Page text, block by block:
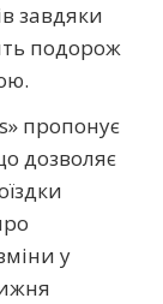
завдяки
подорож
пропонує
дозволяє
у